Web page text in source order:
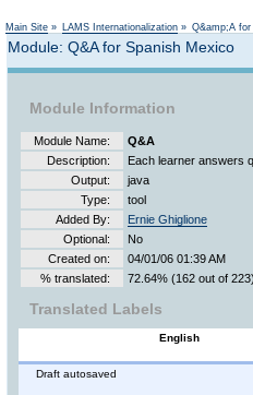
Main Site » LAMS Internationalization » Q&amp;A
Module: Q&A for Spanish Mexico
Module Information
Module Name:
Q&A
Description:
Each learner answers
Output:
java
Type:
tool
Added By:
Ernie Ghiglione
Optional:
No
Created on:
04/01/06 01:39 AM
% translated:
72.64% (162 out of 223)
Translated Labels
English
Draft autosaved